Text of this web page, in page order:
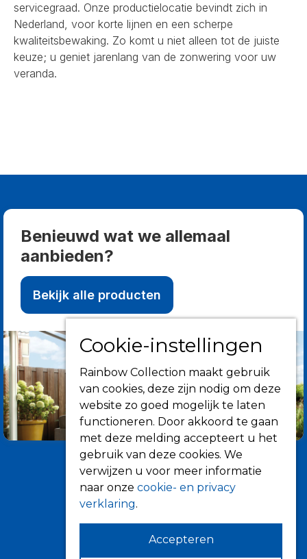
servicegraad. Onze productielocatie bevindt zich in
Nederland, voor korte lijnen en een scherpe
kwaliteitsbewaking. Zo komt u niet alleen tot de juiste
keuze; u geniet jarenlang van de zonwering voor uw
veranda.
Benieuwd wat we allemaal
aanbieden?
Bekijk alle producten
Informatie
Cookie-instellingen
Rainbow Collection maakt gebruik
van cookies, deze zijn nodig om deze
website zo goed mogelijk te laten
functioneren. Door akkoord te gaan
met deze melding accepteert u het
gebruik van deze cookies. We
verwijzen u voor meer informatie
naar onze cookie- en privacy
verklaring.
Accepteren